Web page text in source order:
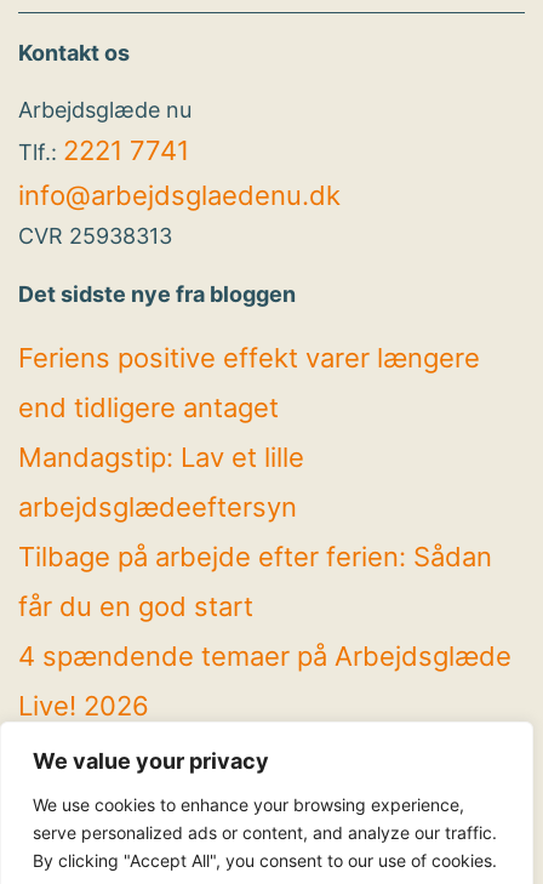
We value your privacy
We use cookies to enhance your browsing experience,
serve personalized ads or content, and analyze our traffic.
By clicking "Accept All", you consent to our use of cookies.
Kontakt os
Arbejdsglæde nu
Tlf.: 2221 7741
info@arbejdsglaedenu.dk
CVR 25938313
Det sidste nye fra bloggen
Feriens positive effekt varer længere
end tidligere antaget
Mandagstip: Lav et lille
arbejdsglædeeftersyn
Tilbage på arbejde efter ferien: Sådan
får du en god start
4 spændende temaer på Arbejdsglæde
Live! 2026
Mandagstip: Brug sommeren til at rydde
op
Følg os